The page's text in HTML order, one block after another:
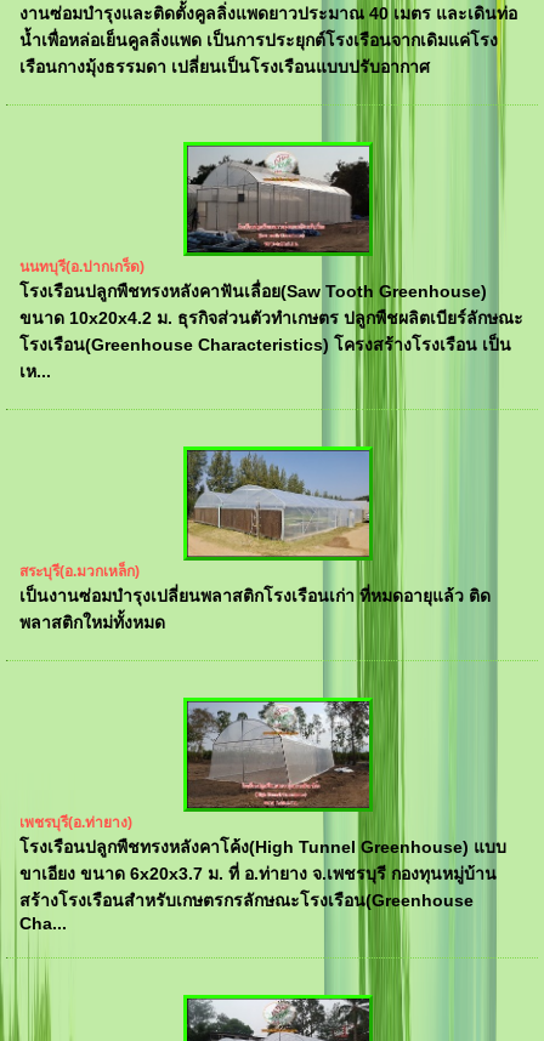
งานซ่อมบำรุงและติดตั้งคูลลิ่งแพดยาวประมาณ 40 เมตร และเดินท่อ
น้ำเพื่อหล่อเย็นคูลลิ่งแพด เป็นการประยุกต์โรงเรือนจากเดิมแค่โรง
เรือนกางมุ้งธรรมดา เปลี่ยนเป็นโรงเรือนแบบปรับอากาศ
นนทบุรี(อ.ปากเกร็ด)
โรงเรือนปลูกพืชทรงหลังคาฟันเลื่อย(Saw Tooth Greenhouse)
ขนาด 10x20x4.2 ม. ธุรกิจส่วนตัวทำเกษตร ปลูกพืชผลิตเบียร์ลักษณะ
โรงเรือน(Greenhouse Characteristics) โครงสร้างโรงเรือน เป็น
เห...
สระบุรี(อ.มวกเหล็ก)
เป็นงานซ่อมบำรุงเปลี่ยนพลาสติกโรงเรือนเก่า ที่หมดอายุแล้ว ติด
พลาสติกใหม่ทั้งหมด
เพชรบุรี(อ.ท่ายาง)
โรงเรือนปลูกพืชทรงหลังคาโค้ง(High Tunnel Greenhouse) แบบ
ขาเอียง ขนาด 6x20x3.7 ม. ที่ อ.ท่ายาง จ.เพชรบุรี กองทุนหมู่บ้าน
สร้างโรงเรือนสำหรับเกษตรกรลักษณะโรงเรือน(Greenhouse
Cha...